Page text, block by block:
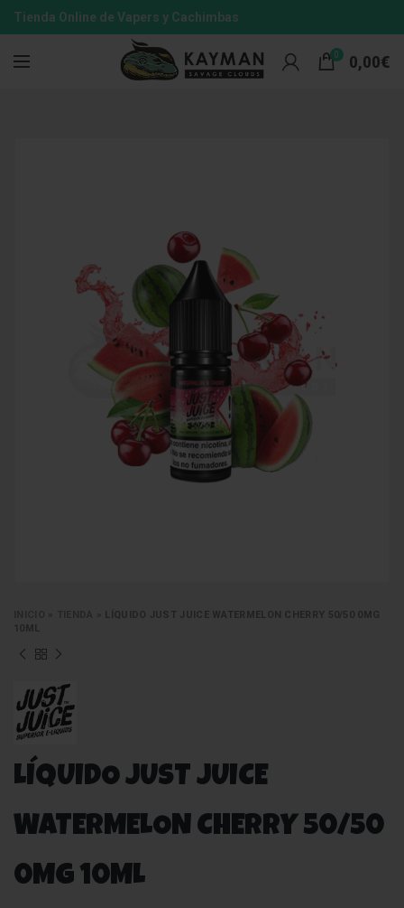
Tienda Online de Vapers y Cachimbas
0 0,00€
LÍQUIDO JUST JUICE WATERMELON CHERRY 50/50 0MG
10ML
LÍQUIDO JUST JUICE
WATERMELON CHERRY 50/50
0MG 10ML